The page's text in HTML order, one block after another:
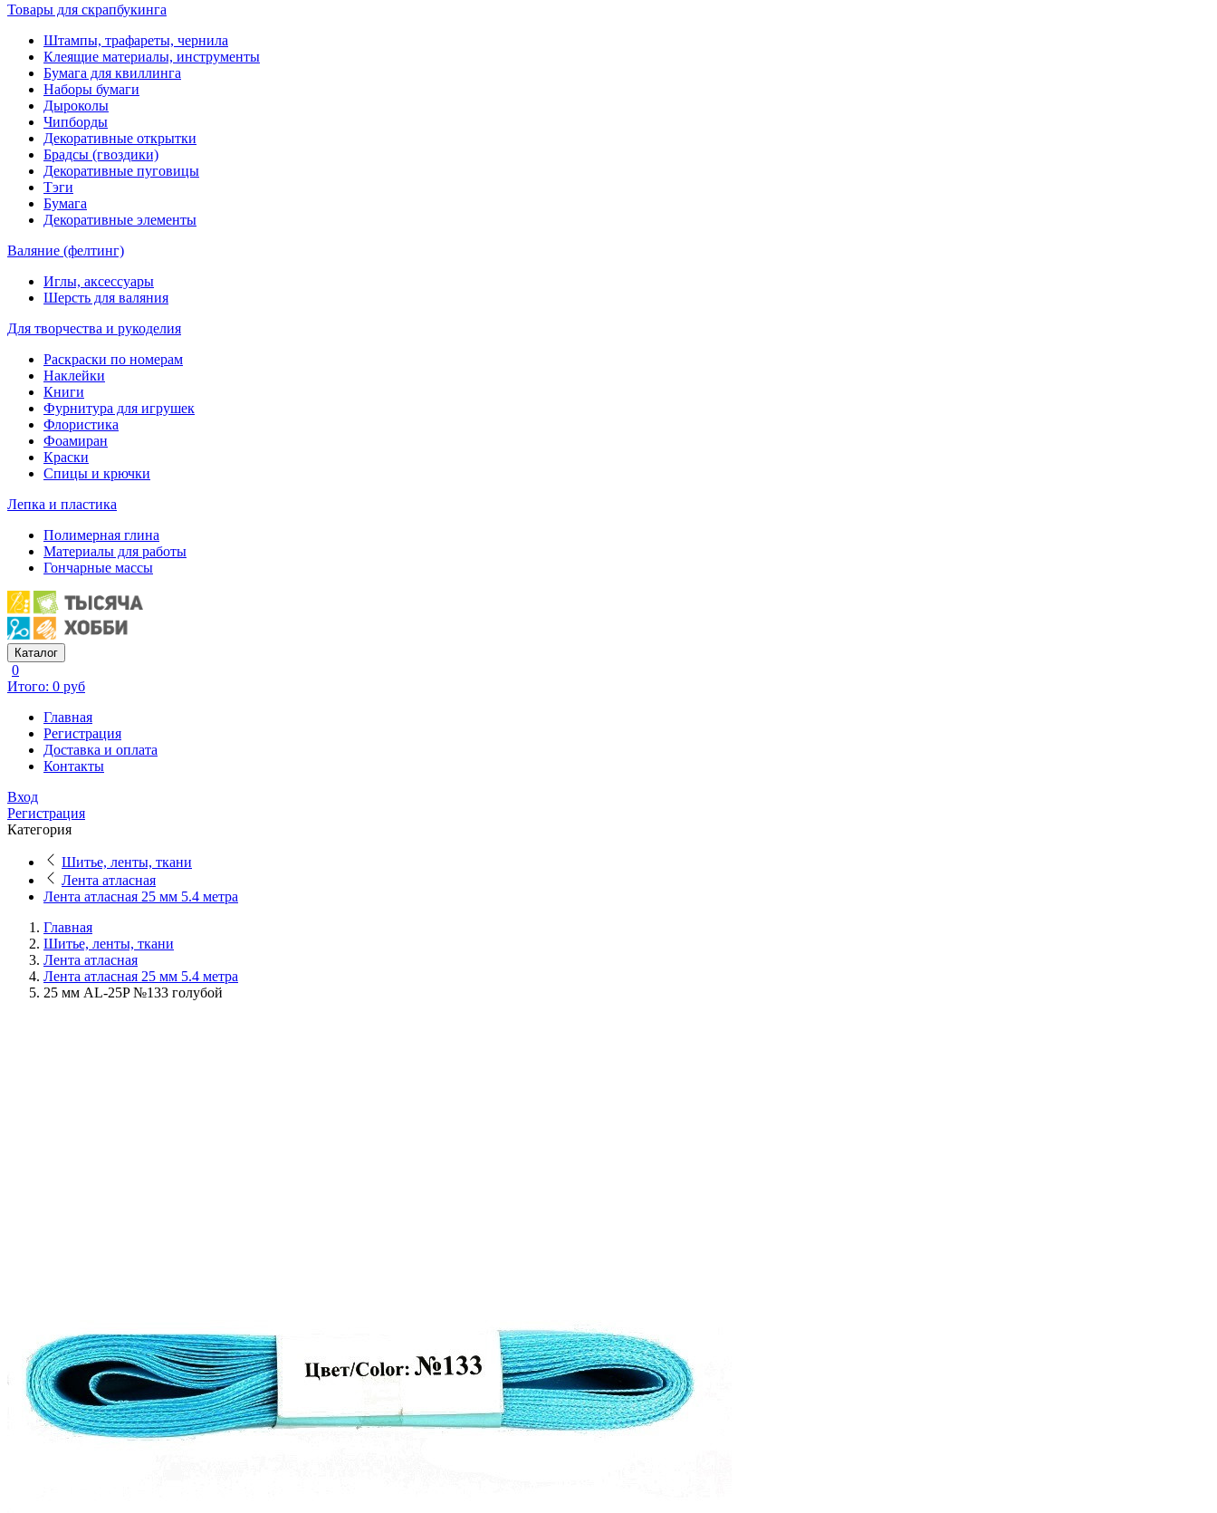
Товары для скрапбукинга
Штампы, трафареты, чернила
Клеящие материалы, инструменты
Бумага для квиллинга
Наборы бумаги
Дыроколы
Чипборды
Декоративные открытки
Брадсы (гвоздики)
Декоративные пуговицы
Тэги
Бумага
Декоративные элементы
Валяние (фелтинг)
Иглы, аксессуары
Шерсть для валяния
Для творчества и рукоделия
Раскраски по номерам
Наклейки
Книги
Фурнитура для игрушек
Флористика
Фоамиран
Краски
Спицы и крючки
Лепка и пластика
Полимерная глина
Материалы для работы
Гончарные массы
Каталог
0
Итого: 0 руб
Главная
Регистрация
Доставка и оплата
Контакты
Вход
Регистрация
Категория
Шитье, ленты, ткани
Лента атласная
Лента атласная 25 мм 5.4 метра
Главная
Шитье, ленты, ткани
Лента атласная
Лента атласная 25 мм 5.4 метра
25 мм AL-25P №133 голубой